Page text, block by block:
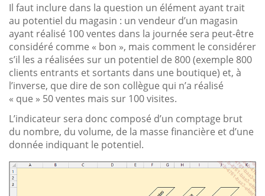
Il faut inclure dans la question un élément ayant trait
au potentiel du magasin : un vendeur d’un magasin
ayant réalisé 100 ventes dans la journée sera peut-être
considéré comme « bon », mais comment le considérer
s’il les a réalisées sur un potentiel de 800 (exemple 800
clients entrants et sortants dans une boutique) et, à
l’inverse, que dire de son collègue qui n’a réalisé
« que » 50 ventes mais sur 100 visites.
L’indicateur sera donc composé d’un comptage brut
du nombre, du volume, de la masse financière et d’une
donnée indiquant le potentiel.